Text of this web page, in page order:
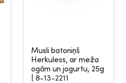
Musli batoniņš
Herkuless, ar meža
ogām un jogurtu, 25g
8-13-2211